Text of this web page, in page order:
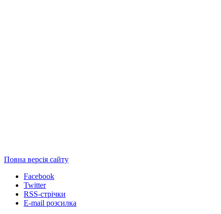
Повна версія сайту
Facebook
Twitter
RSS-стрічки
E-mail розсилка